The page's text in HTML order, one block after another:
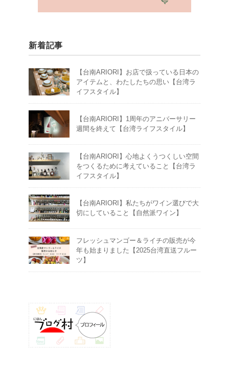
新着記事
【台南ARIORI】お店で扱っている日本の
アイテムと、わたしたちの思い【台湾ラ
イフスタイル】
【台南ARIORI】1周年のアニバーサリー
週間を終えて【台湾ライフスタイル】
【台南ARIORI】心地よくうつくしい空間
をつくるために考えていること【台湾ラ
イフスタイル】
【台南ARIORI】私たちがワイン選びで大
切にしていること【自然派ワイン】
フレッシュマンゴー＆ライチの販売が今
年も始まりました【2025台湾直送フルー
ツ】